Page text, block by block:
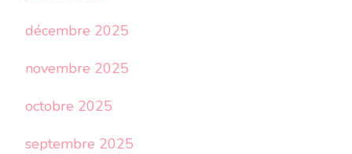
décembre 2025
novembre 2025
octobre 2025
septembre 2025